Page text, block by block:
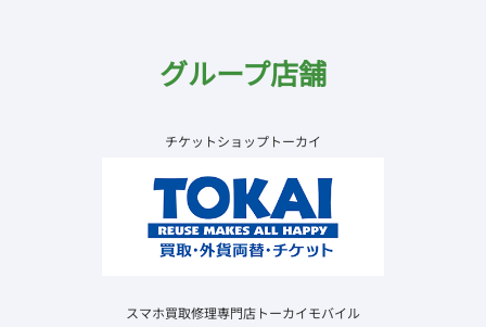
グループ店舗
チケットショップトーカイ
スマホ買取修理専門店トーカイモバイル